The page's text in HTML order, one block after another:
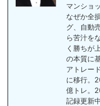
マンショ
なぜか全
グ、自動
ら苦汁を
く勝ちが
の本質に
アトレー
に移行。
億トレ。
記録更新